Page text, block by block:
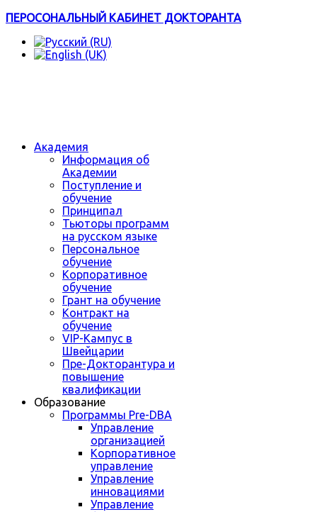
ПЕРОСОНАЛЬНЫЙ КАБИНЕТ ДОКТОРАНТА
Академия
Информация об
Академии
Поступление и
обучение
Принципал
Тьюторы программ
на русском языке
Персональное
обучение
Корпоративное
обучение
Грант на обучение
Контракт на
обучение
VIP-Кампус в
Швейцарии
Пре-Докторантура и
повышение
квалификации
Образование
Программы Pre-DBA
Управление
организацией
Корпоративное
управление
Управление
инновациями
Управление